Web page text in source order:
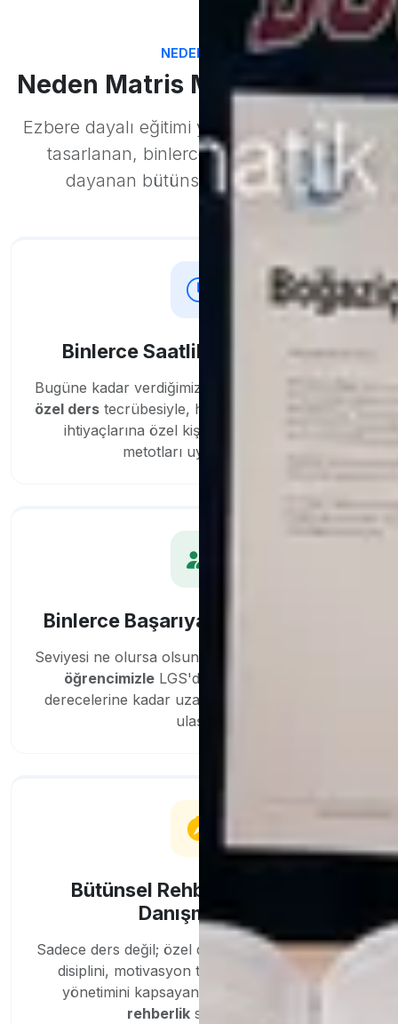
NEDEN BIZ?
Neden Matris Matematik Evi?
Ezbere dayalı eğitimi yıkan, hedefinize özel
tasarlanan, binlerce saatlik tecrübeye
dayanan bütünsel başarı modeli.
Binlerce Saatlik Birebir Eğitim
Bugüne kadar verdiğimiz
özel derstecrübesiyle, her öğrencinin ritmine ve
ihtiyaçlarına özel kişiselleştirilmiş anlatım
metotları uyguluyoruz.
Binlerce Başarıya Ulaşan Öğrenci
Seviyesi ne olursa olsun, bugüne kadar
öğrencimizleLGS'de tam puandan YKS
derecelerine kadar uzanan hedeflerine birlikte
ulaştık.
Bütünsel Rehberlik & Eğitim
Danışmanlığı
Sadece ders değil; özel ders programlama, ödev
disiplini, motivasyon takibi ve sınav kaygısı
yönetimini kapsayan
rehberliksunuyoruz.